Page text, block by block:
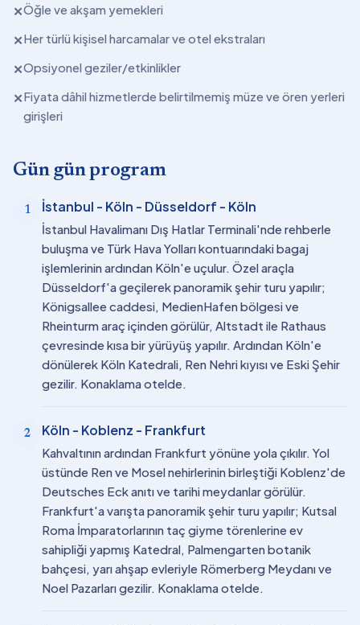
✕Öğle ve akşam yemekleri
✕Her türlü kişisel harcamalar ve otel ekstraları
✕Opsiyonel geziler/etkinlikler
✕Fiyata dâhil hizmetlerde belirtilmemiş müze ve ören yerleri
girişleri
Gün gün program
1 İstanbul - Köln - Düsseldorf - Köln
İstanbul Havalimanı Dış Hatlar Terminali'nde rehberle
buluşma ve Türk Hava Yolları kontuarındaki bagaj
işlemlerinin ardından Köln'e uçulur. Özel araçla
Düsseldorf'a geçilerek panoramik şehir turu yapılır;
Königsallee caddesi, MedienHafen bölgesi ve
Rheinturm araç içinden görülür, Altstadt ile Rathaus
çevresinde kısa bir yürüyüş yapılır. Ardından Köln'e
dönülerek Köln Katedrali, Ren Nehri kıyısı ve Eski Şehir
gezilir. Konaklama otelde.
2 Köln - Koblenz - Frankfurt
Kahvaltının ardından Frankfurt yönüne yola çıkılır. Yol
üstünde Ren ve Mosel nehirlerinin birleştiği Koblenz'de
Deutsches Eck anıtı ve tarihi meydanlar görülür.
Frankfurt'a varışta panoramik şehir turu yapılır; Kutsal
Roma İmparatorlarının taç giyme törenlerine ev
sahipliği yapmış Katedral, Palmengarten botanik
bahçesi, yarı ahşap evleriyle Römerberg Meydanı ve
Noel Pazarları gezilir. Konaklama otelde.